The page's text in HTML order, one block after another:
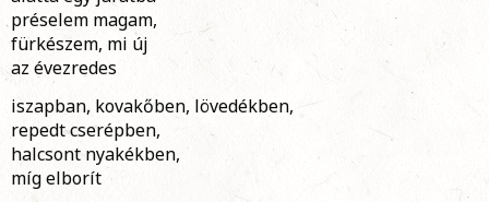
préselem magam,
fürkészem, mi új
az évezredes
iszapban, kovakőben, lövedékben,
repedt cserépben,
halcsont nyakékben,
míg elborít